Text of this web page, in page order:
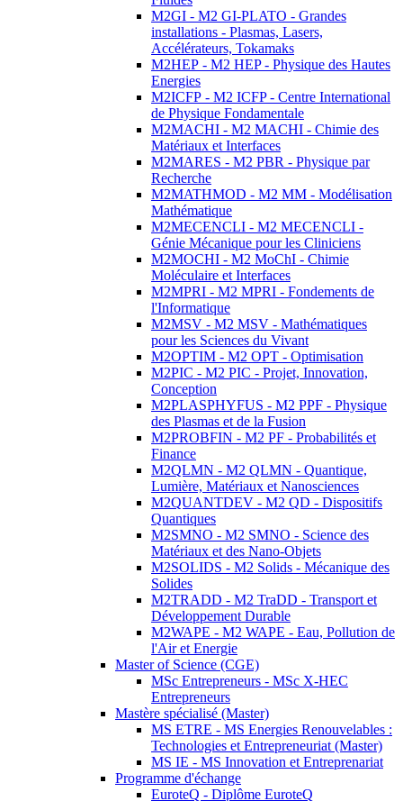
M2GI - M2 GI-PLATO - Grandes
installations - Plasmas, Lasers,
Accélérateurs, Tokamaks
M2HEP - M2 HEP - Physique des Hautes
Energies
M2ICFP - M2 ICFP - Centre International
de Physique Fondamentale
M2MACHI - M2 MACHI - Chimie des
Matériaux et Interfaces
M2MARES - M2 PBR - Physique par
Recherche
M2MATHMOD - M2 MM - Modélisation
Mathématique
M2MECENCLI - M2 MECENCLI -
Génie Mécanique pour les Cliniciens
M2MOCHI - M2 MoChI - Chimie
Moléculaire et Interfaces
M2MPRI - M2 MPRI - Fondements de
l'Informatique
M2MSV - M2 MSV - Mathématiques
pour les Sciences du Vivant
M2OPTIM - M2 OPT - Optimisation
M2PIC - M2 PIC - Projet, Innovation,
Conception
M2PLASPHYFUS - M2 PPF - Physique
des Plasmas et de la Fusion
M2PROBFIN - M2 PF - Probabilités et
Finance
M2QLMN - M2 QLMN - Quantique,
Lumière, Matériaux et Nanosciences
M2QUANTDEV - M2 QD - Dispositifs
Quantiques
M2SMNO - M2 SMNO - Science des
Matériaux et des Nano-Objets
M2SOLIDS - M2 Solids - Mécanique des
Solides
M2TRADD - M2 TraDD - Transport et
Développement Durable
M2WAPE - M2 WAPE - Eau, Pollution de
l'Air et Energie
Master of Science (CGE)
MSc Entrepreneurs - MSc X-HEC
Entrepreneurs
Mastère spécialisé (Master)
MS ETRE - MS Energies Renouvelables :
Technologies et Entrepreneuriat (Master)
MS IE - MS Innovation et Entreprenariat
Programme d'échange
EuroteQ - Diplôme EuroteQ